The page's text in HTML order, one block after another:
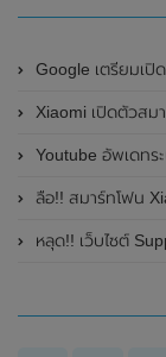
Google เตรียมเปิดตัว
Xiaomi เปิดตัวสมาร์ทโฟนเรือธง Xiaomi
Youtube อัพเดทร
ลือ!! สมาร์ทโฟน Xiaomi 14
หลุด!! เว็บไซต์